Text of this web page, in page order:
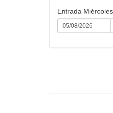
Entrada Miércoles